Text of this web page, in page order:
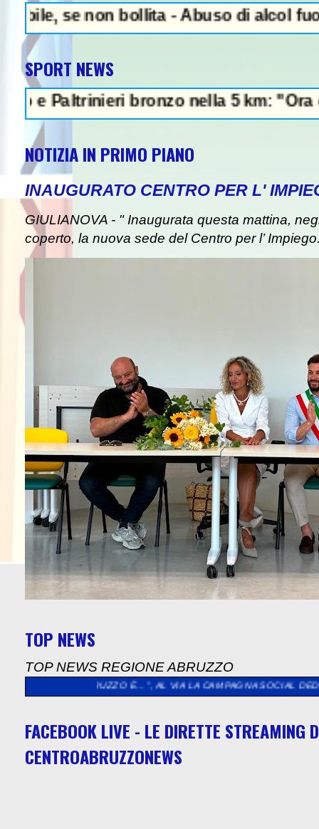
non bollita - Abuso di alcol fuori
SPORT NEWS
bronzo nella 5 km: "Ora ci
NOTIZIA IN PRIMO PIANO
INAUGURATO CENTRO PER L'
GIULIANOVA - " Inaugurata questa mattina,
coperto, la nuova sede del Centro per l’
TOP NEWS
TOP NEWS REGIONE ABRUZZO
È…”, AL VIA LA CAMPAGNA SOCIAL DEDICATA AGLI
FACEBOOK LIVE - LE DIRETTE STREAMING
CENTROABRUZZONEWS
NEWS IN